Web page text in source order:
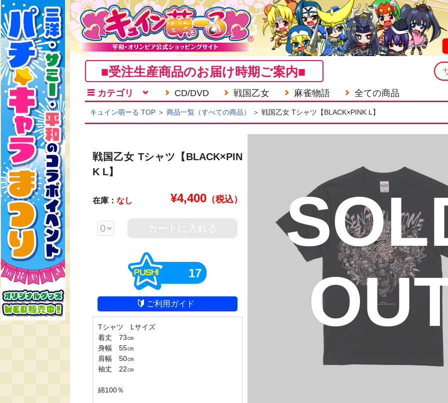
■受注生産商品のお届け時期ご案内■
カテゴリ CD/DVD 戦国乙女 麻雀物語 全ての商品
キュイン萌ーる TOP ＞ 商品一覧（すべての商品） ＞ 戦国乙女 Tシャツ【BLACK×PINK L】
戦国乙女 Tシャツ【BLACK×PIN
K L】
在庫： なし ¥4,400 （税込）
カートに入れる
17
ご利用ガイド
Tシャツ　Lサイズ
着丈　73㎝
身幅　55㎝
肩幅　50㎝
袖丈　22㎝
綿100％